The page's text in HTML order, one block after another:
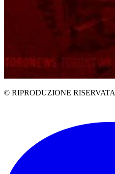
© RIPRODUZIONE RISERVATA